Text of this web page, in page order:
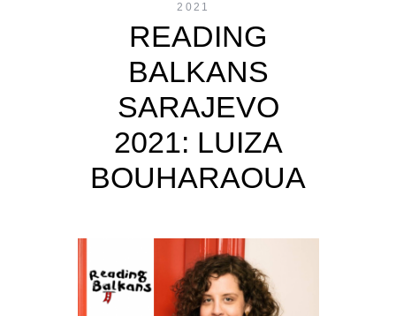
2021
READING
BALKANS
SARAJEVO
2021: LUIZA
BOUHARAOUA